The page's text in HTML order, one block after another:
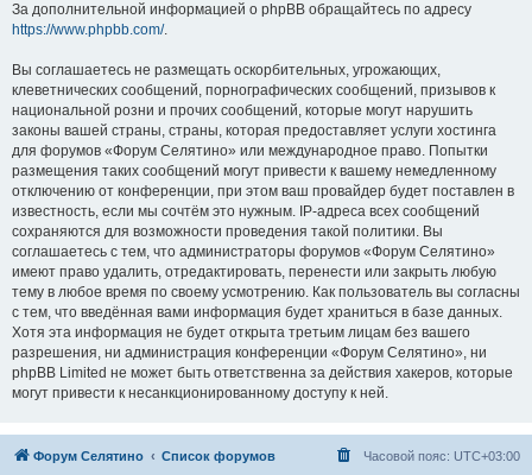
За дополнительной информацией о phpBB обращайтесь по адресу
https://www.phpbb.com/.
Вы соглашаетесь не размещать оскорбительных, угрожающих,
клеветнических сообщений, порнографических сообщений, призывов к
национальной розни и прочих сообщений, которые могут нарушить
законы вашей страны, страны, которая предоставляет услуги хостинга
для форумов «Форум Селятино» или международное право. Попытки
размещения таких сообщений могут привести к вашему немедленному
отключению от конференции, при этом ваш провайдер будет поставлен в
известность, если мы сочтём это нужным. IP-адреса всех сообщений
сохраняются для возможности проведения такой политики. Вы
соглашаетесь с тем, что администраторы форумов «Форум Селятино»
имеют право удалить, отредактировать, перенести или закрыть любую
тему в любое время по своему усмотрению. Как пользователь вы согласны
с тем, что введённая вами информация будет храниться в базе данных.
Хотя эта информация не будет открыта третьим лицам без вашего
разрешения, ни администрация конференции «Форум Селятино», ни
phpBB Limited не может быть ответственна за действия хакеров, которые
могут привести к несанкционированному доступу к ней.
Форум Селятино Список форумов Часовой пояс: UTC+03:00